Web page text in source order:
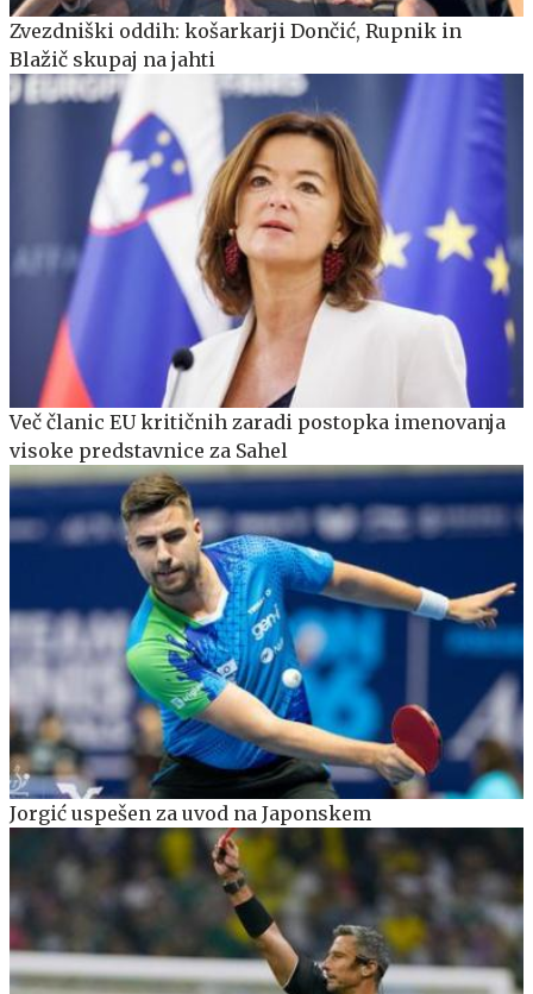
Zvezdniški oddih: košarkarji Dončić, Rupnik in
Blažič skupaj na jahti
Več članic EU kritičnih zaradi postopka imenovanja
visoke predstavnice za Sahel
Jorgić uspešen za uvod na Japonskem